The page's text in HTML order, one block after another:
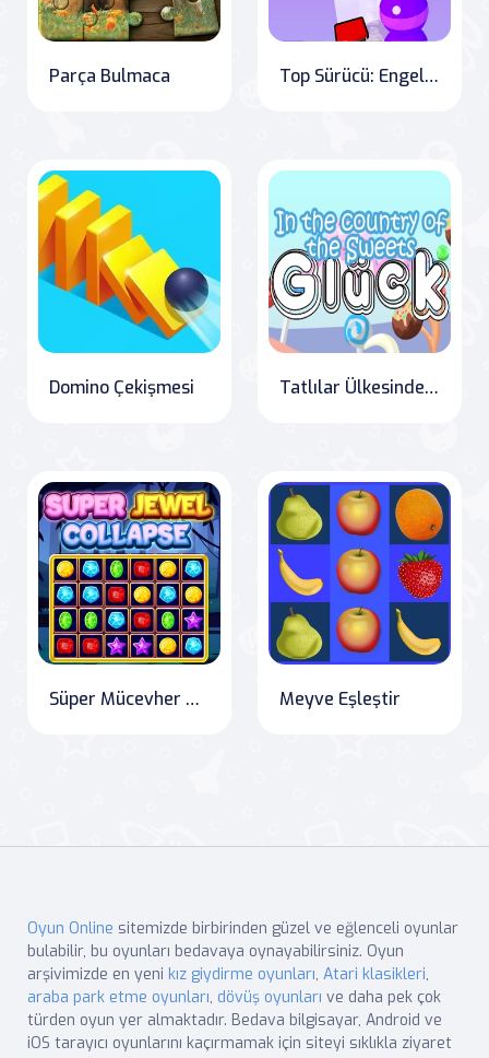
Parça Bulmaca Top Sürücü: Engelleri Aş" Translation: "Stack Rider: Overcoming Obstacles
Domino Çekişmesi Tatlılar Ülkesinde Şans
Süper Mücevher Yıkama Meyve Eşleştir
Oyun Online sitemizde birbirinden güzel ve eğlenceli oyunlar
bulabilir, bu oyunları bedavaya oynayabilirsiniz. Oyun
arşivimizde en yeni kız giydirme oyunları, Atari klasikleri,
araba park etme oyunları, dövüş oyunları ve daha pek çok
türden oyun yer almaktadır. Bedava bilgisayar, Android ve
iOS tarayıcı oyunlarını kaçırmamak için siteyi sıklıkla ziyaret